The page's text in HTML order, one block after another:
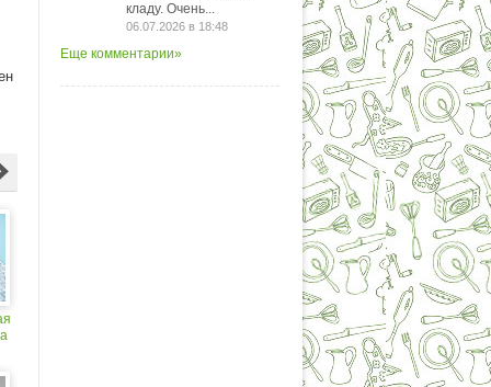
кладу. Очень...
06.07.2026 в 18:48
Еще комментарии»